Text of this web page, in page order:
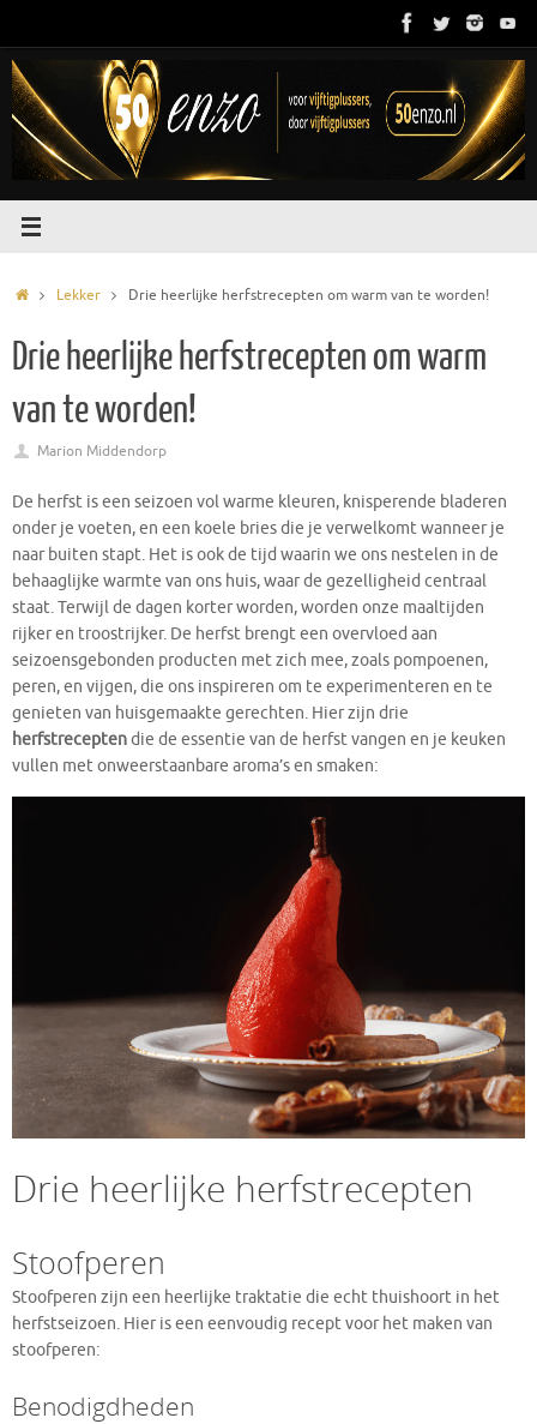
de
inhoud
HomeLekker Drie heerlijke herfstrecepten om warm van te worden!
Drie heerlijke herfstrecepten om warm
van te worden!
Marion Middendorp
De herfst is een seizoen vol warme kleuren, knisperende bladeren
onder je voeten, en een koele bries die je verwelkomt wanneer je
naar buiten stapt. Het is ook de tijd waarin we ons nestelen in de
behaaglijke warmte van ons huis, waar de gezelligheid centraal
staat. Terwijl de dagen korter worden, worden onze maaltijden
rijker en troostrijker. De herfst brengt een overvloed aan
seizoensgebonden producten met zich mee, zoals pompoenen,
peren, en vijgen, die ons inspireren om te experimenteren en te
genieten van huisgemaakte gerechten. Hier zijn drie
herfstreceptendie de essentie van de herfst vangen en je keuken
vullen met onweerstaanbare aroma’s en smaken:
Drie heerlijke herfstrecepten
Stoofperen
Stoofperen zijn een heerlijke traktatie die echt thuishoort in het
herfstseizoen. Hier is een eenvoudig recept voor het maken van
stoofperen:
Benodigdheden